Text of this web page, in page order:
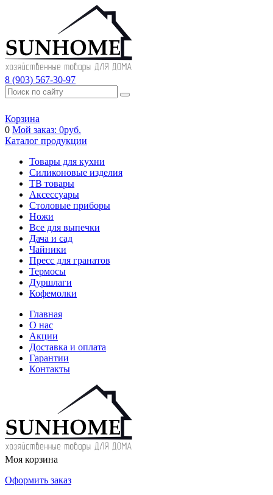
8 (903) 567-30-97
Корзина
0 Мой заказ: 0руб.
Каталог продукции
Товары для кухни
Силиконовые изделия
ТВ товары
Аксессуары
Столовые приборы
Ножи
Все для выпечки
Дача и сад
Чайники
Пресс для гранатов
Термосы
Дуршлаги
Кофемолки
Главная
О нас
Акции
Доставка и оплата
Гарантии
Контакты
Моя корзина
Оформить заказ